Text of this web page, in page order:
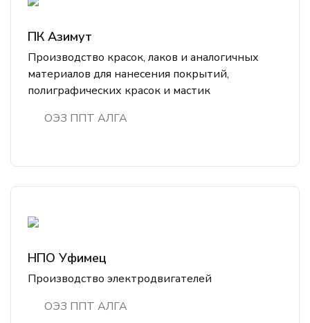
ПК Азимут
Производство красок, лаков и аналогичных
материалов для нанесения покрытий,
полиграфических красок и мастик
ОЭЗ ППТ АЛГА
НПО Уфимец
Производство электродвигателей
ОЭЗ ППТ АЛГА